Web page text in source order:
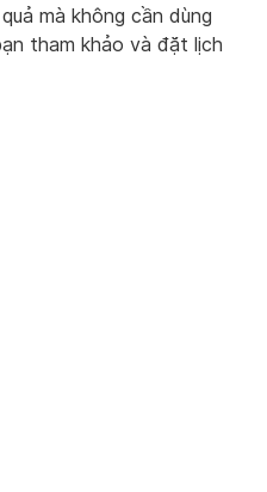
mà không cần dùng
tham khảo và đặt lịch